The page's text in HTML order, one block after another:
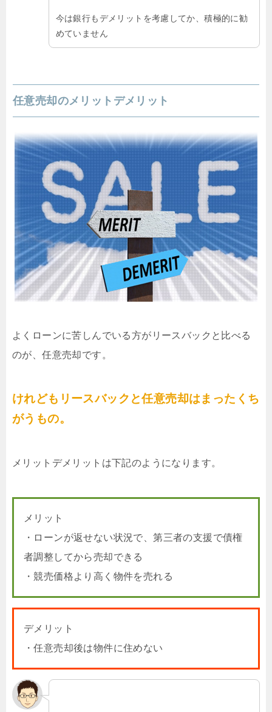
今は銀行もデメリットを考慮してか、積極的に勧
めていません
任意売却のメリットデメリット
よくローンに苦しんでいる方がリースバックと比べる
のが、任意売却です。
けれどもリースバックと任意売却はまったくち
がうもの。
メリットデメリットは下記のようになります。
メリット
・ローンが返せない状況で、第三者の支援で債権
者調整してから売却できる
・競売価格より高く物件を売れる
デメリット
・任意売却後は物件に住めない